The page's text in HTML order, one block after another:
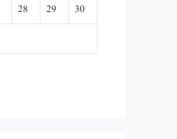
28 29
30